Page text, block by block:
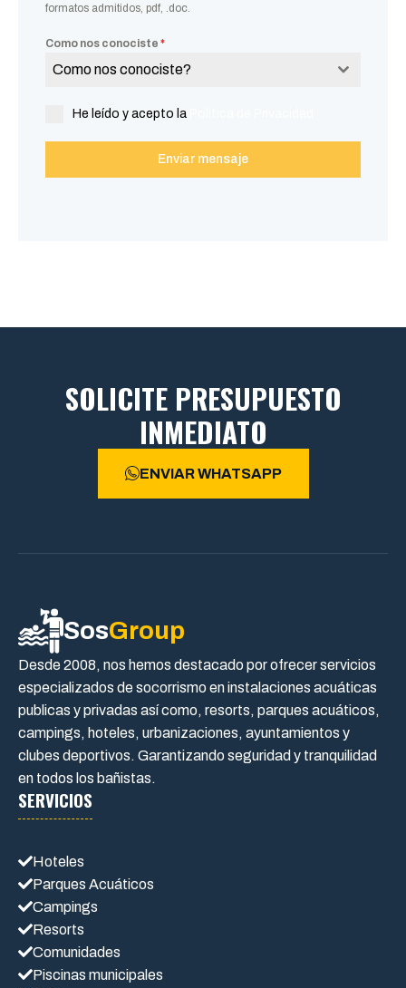
formatos admitidos, pdf, .doc.
Como nos conociste *
Como nos conociste?
He leído y acepto la
Enviar mensaje
SOLICITE PRESUPUESTO
INMEDIATO
ENVIAR WHATSAPP
SosGroup
Desde 2008, nos hemos destacado por ofrecer servicios
especializados de socorrismo en instalaciones acuáticas
publicas y privadas así como, resorts, parques acuáticos,
campings, hoteles, urbanizaciones, ayuntamientos y
clubes deportivos. Garantizando seguridad y tranquilidad
en todos los bañistas.
SERVICIOS
Hoteles
Parques Acuáticos
Campings
Resorts
Comunidades
Piscinas municipales